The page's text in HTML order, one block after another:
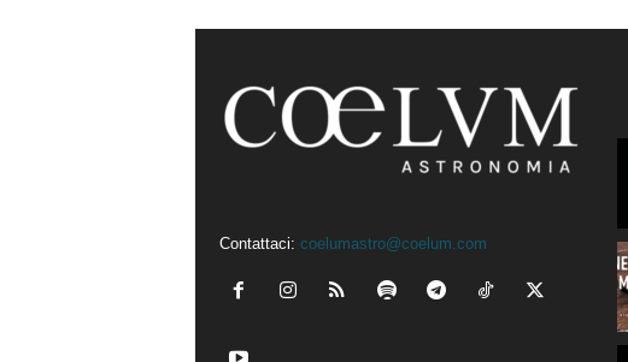
Contattaci: coelumastro@coelum.com